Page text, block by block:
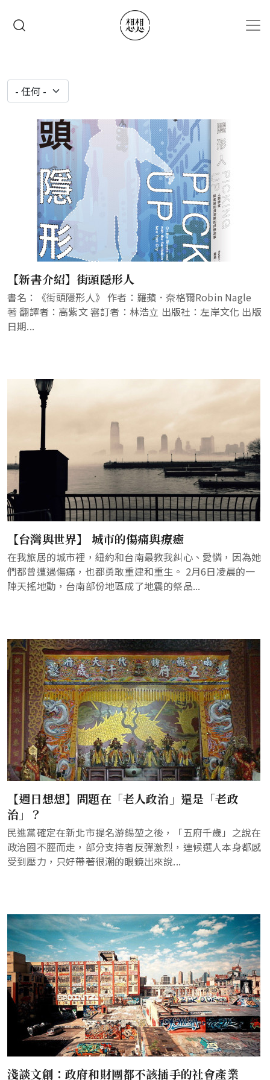
【新書介紹】街頭隱形人
書名：《街頭隱形人》 作者：羅蘋．奈格爾Robin Nagle
著 翻譯者：高紫文 審訂者：林浩立 出版社：左岸文化 出版
日期...
【台灣與世界】 城市的傷痛與療癒
在我旅居的城市裡，紐約和台南最教我糾心、愛憐，因為她
們都曾遭遇傷痛，也都勇敢重建和重生。 2月6日凌晨的一
陣天搖地動，台南部份地區成了地震的祭品...
【週日想想】問題在「老人政治」還是「老政
治」？
民進黨確定在新北市提名游錫堃之後，「五府千歲」之說在
政治圈不脛而走，部分支持者反彈激烈，連候選人本身都感
受到壓力，只好帶著很潮的眼鏡出來說...
淺談文創：政府和財團都不該插手的社會產業